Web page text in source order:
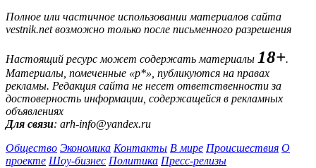
Полное или частичное использовании материалов сайта
vestnik.net возможно только после письменного разрешения
Настоящий ресурс может содержать материалы 18+.
Материалы, помеченные «р*», публикуются на правах
рекламы. Редакция сайта не несет ответственности за
достоверность информации, содержащейся в рекламных
объявлениях
Для связи: arh-info@yandex.ru
Общество Экономика Контакты В мире Происшествия О
проекте Шоу-бизнес Политика Пресс-релизы